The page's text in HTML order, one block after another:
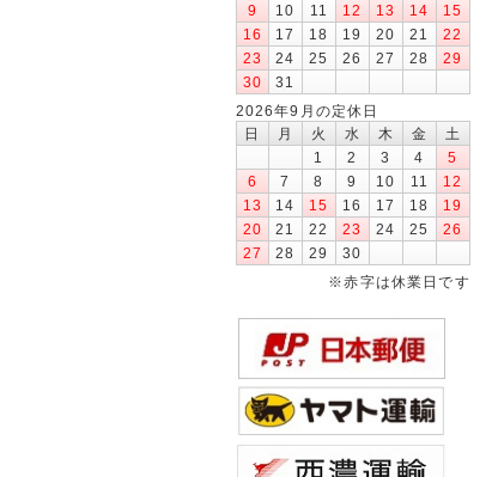
9
10 11 12 13 14
15
16
17 18 19 20 21
22
23
24 25 26 27 28
29
30
31
2026年9月の定休日
日
月 火 水 木 金
土
1
2 3 4
5
6
7 8 9 10 11
12
13
14 15 16 17 18
19
20
21 22 23 24 25
26
27
28 29
30
※赤字は休業日です